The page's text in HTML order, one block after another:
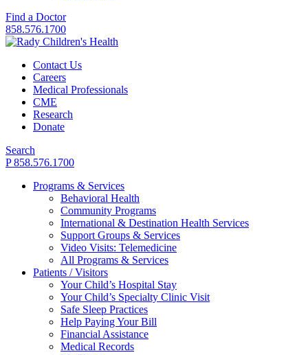
Find a Doctor
858.576.1700
Contact Us
Careers
Medical Professionals
CME
Research
Donate
Search
P 858.576.1700
Programs & Services
Behavioral Health
Community Programs
International & Destination Health Services
Support Groups & Services
Video Visits: Telemedicine
All Programs & Services
Patients / Visitors
Your Child’s Hospital Stay
Your Child’s Specialty Clinic Visit
Safe Sleep Practices
Help Paying Your Bill
Financial Assistance
Medical Records